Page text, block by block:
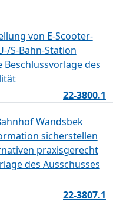
von E-Scooter-
S-Bahn-Station
Beschlussvorlage des
22-3800.1
Wandsbek
sicherstellen
praxisgerecht
des Ausschusses
22-3807.1